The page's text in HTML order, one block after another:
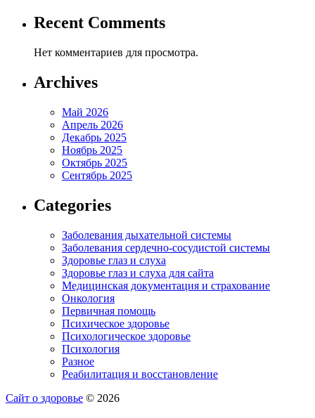
Recent Comments
Нет комментариев для просмотра.
Archives
Май 2026
Апрель 2026
Декабрь 2025
Ноябрь 2025
Октябрь 2025
Сентябрь 2025
Categories
Заболевания дыхательной системы
Заболевания сердечно-сосудистой системы
Здоровье глаз и слуха
Здоровье глаз и слуха для сайта
Медицинская документация и страхование
Онкология
Первичная помощь
Психическое здоровье
Психологическое здоровье
Психология
Разное
Реабилитация и восстановление
Сайт о здоровье © 2026